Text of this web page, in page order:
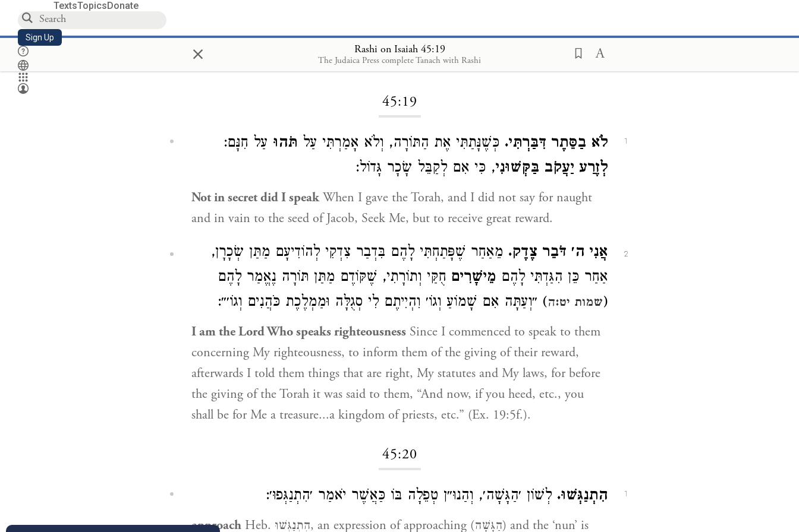
TextsTopicsDonate
Sign Up × Rashi on Isaiah 45:19
The Judaica Press complete Tanach with Rashi
Loading...
45:19
1 לֹא בַסֵּתֶר דִּבַּרְתִּי. כְּשֶׁנָּתַתִּי אֶת הַתּוֹרָה, וְלֹא אָמַרְתִּי עַל תֹּהוּ עַל חִנָּם:
לְזֶרַע יַעֲקֹב בַּקְּשׁוּנִי, כִּי אִם לְקַבֵּל שָׂכָר גָּדוֹל:
Not in secret did I speakWhen I gave the Torah, and I did not say for naught
and in vain to the seed of Jacob, Seek Me, but to receive great reward.
2 אֲנִי ה׳ דֹּבֵר צֶדֶק. מֵאַחַר שֶׁפָּתַחְתִּי לָהֶם בִּדְבַר צִדְקִי לְהוֹדִיעָם מַתַּן שְׂכָרָן,
אַחַר כֵּן הִגַּדְתִּי לָהֶם מֵישָׁרִים חֻקַּי וְתוֹרָתִי, שֶׁקּוֹדֶם מַתַּן תּוֹרָה נֶאֱמַר לָהֶם
(שמות יט:ה) ״וְעַתָּה אִם שָׁמוֹעַ וְגוֹ׳ וִהְיִיתֶם לִי סְגֻלָּה וּמַמְלֶכֶת כֹּהֲנִים וְגוֹ׳״:
I am the Lord Who speaks righteousness Since I commenced to speak to them
concerning My righteousness, to inform them of the giving of their reward,
afterwards I told them things that are right, My statutes and My laws, for before
the giving of the Torah it was said to them, “And now, if you heed, etc., you
shall be for Me a treasure...a kingdom of priests, etc.” (Ex. 19:5f.).
45:20
1 הִתְנַגְּשׁוּ. לְשׁוֹן ׳הַגָּשָׁה׳, וְהַנוּ״ן טְפֵלָה בּוֹ כַּאֲשֶׁר יֹאמַר ׳הִתְנַגְּפוּ׳:
approach Heb. הִתְנַגְּשׁוּ, an expression of approaching (הַגָּשָׁה) and the ‘nun’ is